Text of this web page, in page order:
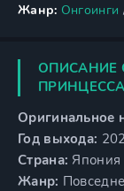
Жанр: Онгоинги
ОПИСАНИЕ
Оригинальное
Год выхода:
Страна: Япония
Жанр: